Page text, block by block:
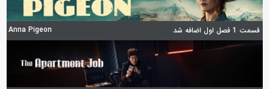
قسمت 1 فصل اول اضافه شد Anna Pigeon